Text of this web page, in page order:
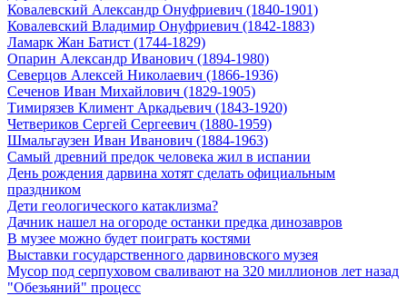
Ковалевский Александр Онуфриевич (1840-1901)
Ковалевский Владимир Онуфриевич (1842-1883)
Ламарк Жан Батист (1744-1829)
Опарин Александр Иванович (1894-1980)
Северцов Алексей Николаевич (1866-1936)
Сеченов Иван Михайлович (1829-1905)
Тимирязев Климент Аркадьевич (1843-1920)
Четвериков Сергей Сергеевич (1880-1959)
Шмальгаузен Иван Иванович (1884-1963)
Самый древний предок человека жил в испании
День рождения дарвина хотят сделать официальным
праздником
Дети геологического катаклизма?
Дачник нашел на огороде останки предка динозавров
В музее можно будет поиграть костями
Выставки государственного дарвиновского музея
Мусор под cерпуховом сваливают на 320 миллионов лет назад
"Обезьяний" процесс